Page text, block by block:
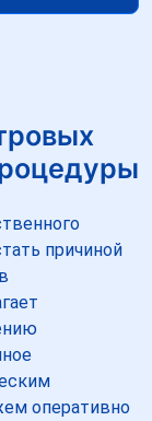
причиной
оперативно